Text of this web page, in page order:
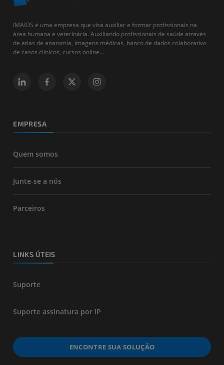
IMAIOS é uma empresa que visa auxiliar e formar profissionais na
área humana e veterinária. Auxiliando profissionais de saúde através
de atlas de anatomia, imagens médicas, banco de dados colaborativo
de casos clínicos, cursos online...
EMPRESA
Quem somos
Junte-se a nós
Parceiros
LINKS ÚTEIS
Suporte
Suporte assinatura por IP
ENCONTRE SUA SOLUÇÃO